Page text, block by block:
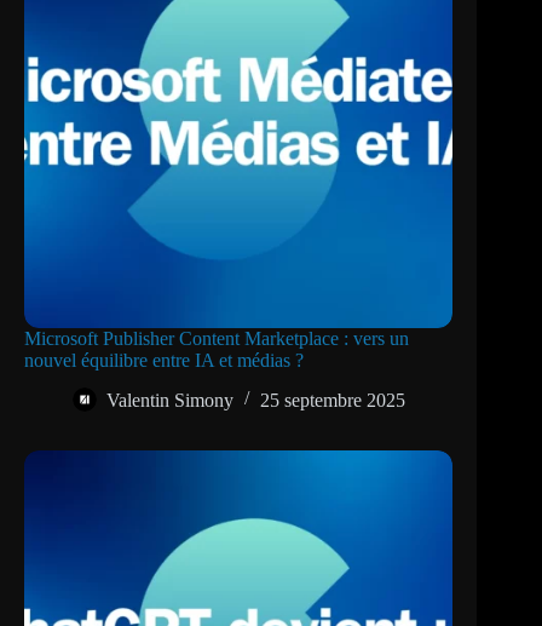
Microsoft Publisher Content Marketplace : vers un
nouvel équilibre entre IA et médias ?
Valentin Simony
25 septembre 2025